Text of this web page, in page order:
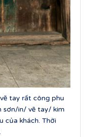
tay rất công phu
sơn/in/ vẽ tay/ kim
của khách. Thời